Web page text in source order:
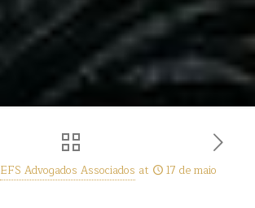
EFS Advogados Associados at
17 de maio